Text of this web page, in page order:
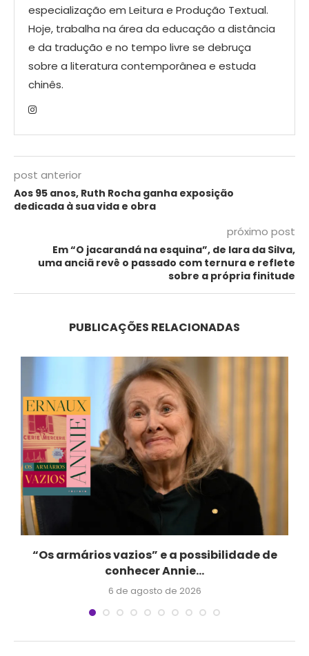
especialização em Leitura e Produção Textual.
Hoje, trabalha na área da educação a distância
e da tradução e no tempo livre se debruça
sobre a literatura contemporânea e estuda
chinês.
post anterior
Aos 95 anos, Ruth Rocha ganha exposição
dedicada à sua vida e obra
próximo post
Em “O jacarandá na esquina”, de Iara da Silva,
uma anciã revê o passado com ternura e reflete
sobre a própria finitude
PUBLICAÇÕES RELACIONADAS
“Os armários vazios” e a possibilidade de
conhecer Annie...
6 de agosto de 2026